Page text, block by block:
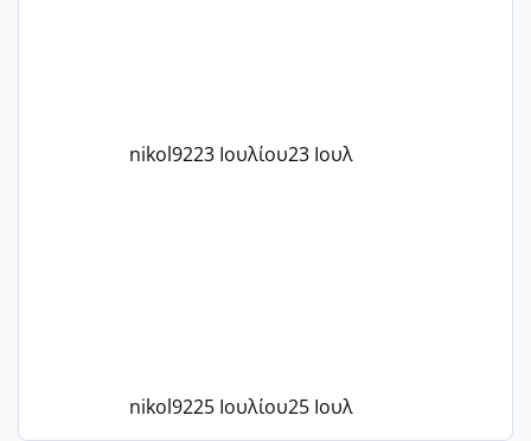
nikol9223 Ιουλίου23 Ιουλ
nikol9225 Ιουλίου25 Ιουλ